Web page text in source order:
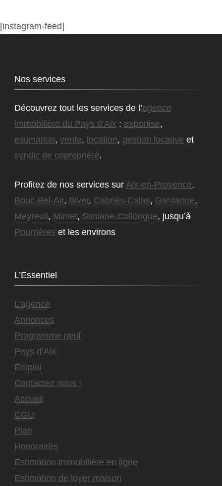
[instagram-feed]
Nos services
Découvrez tout les services de l’agence
immobilière du Pays d’Aix : expertise,
estimation, vente, location, gestion locative et
syndic de copropriété.
Profitez de nos services sur Aix-en-Provence,
Bouc-Bel-Air, Biver, Cabriès-Calas, Gardanne,
Meyreuil , Mimet, Simiane-Collongue, jusqu’à
Pourrières et les environs
L’Essentiel
L’agence
Annonces
Programme neuf
Pays d’Aix
Emploi
Contactez nous !
Accueil
CGU
Plan
Honoraires
Estimation immobilière en ligne
Estimation de loyer maison